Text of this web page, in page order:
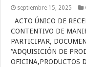
septiembre 15, 2025
ACTO ÚNICO DE
CONTENTIVO DE
PARTICIPAR,
“ADQUISICIÓN DE
OFICINA,PRODUCTOS